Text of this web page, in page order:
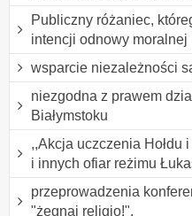
Publiczny różaniec,
intencji odnowy moralnej
wsparcie niezależności
niezgodna z prawem
Białymstoku
,,Akcja uczczenia Hołdu
i innych ofiar reżimu
przeprowadzenia
"żegnaj religio!".